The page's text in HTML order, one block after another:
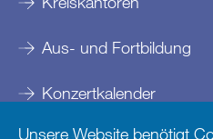
Aus- und Fortbildung
Konzertkalender
Unsere Website benötigt